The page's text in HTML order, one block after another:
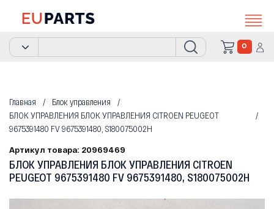
0
Главная
Блок управления
БЛОК УПРАВЛЕНИЯ БЛОК УПРАВЛЕНИЯ CITROEN PEUGEOT
9675391480 FV 9675391480, S180075002H
Артикул товара: 20969469
БЛОК УПРАВЛЕНИЯ БЛОК УПРАВЛЕНИЯ CITROEN
PEUGEOT 9675391480 FV 9675391480, S180075002H